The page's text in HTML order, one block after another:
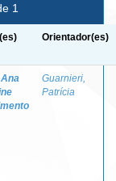
1
Orientador(es)
Guarnieri,
Patrícia